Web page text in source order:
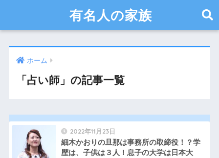
有名人の家族
ホーム
「占い師」の記事一覧
2022年11月23日
細木かおりの旦那は事務所の取締役！？学
歴は、子供は３人！息子の大学は日本大